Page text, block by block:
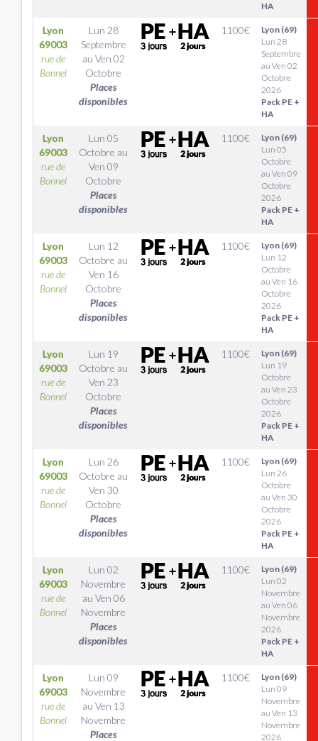
HA
Lyon
69003
rue de
Bonnel
Lun 28
Septembre
au Ven 02
Octobre
Places
disponibles
1100€
Lyon (69)
Lun 28
Septembre
au Ven 02
Octobre
2026
Pack PE +
HA
Lyon
69003
rue de
Bonnel
Lun 05
Octobre au
Ven 09
Octobre
Places
disponibles
1100€
Lyon (69)
Lun 05
Octobre
au Ven 09
Octobre
2026
Pack PE +
HA
Lyon
69003
rue de
Bonnel
Lun 12
Octobre au
Ven 16
Octobre
Places
disponibles
1100€
Lyon (69)
Lun 12
Octobre
au Ven 16
Octobre
2026
Pack PE +
HA
Lyon
69003
rue de
Bonnel
Lun 19
Octobre au
Ven 23
Octobre
Places
disponibles
1100€
Lyon (69)
Lun 19
Octobre
au Ven 23
Octobre
2026
Pack PE +
HA
Lyon
69003
rue de
Bonnel
Lun 26
Octobre au
Ven 30
Octobre
Places
disponibles
1100€
Lyon (69)
Lun 26
Octobre
au Ven 30
Octobre
2026
Pack PE +
HA
Lyon
69003
rue de
Bonnel
Lun 02
Novembre
au Ven 06
Novembre
Places
disponibles
1100€
Lyon (69)
Lun 02
Novembre
au Ven 06
Novembre
2026
Pack PE +
HA
Lyon
69003
rue de
Bonnel
Lun 09
Novembre
au Ven 13
Novembre
Places
1100€
Lyon (69)
Lun 09
Novembre
au Ven 13
Novembre
2026